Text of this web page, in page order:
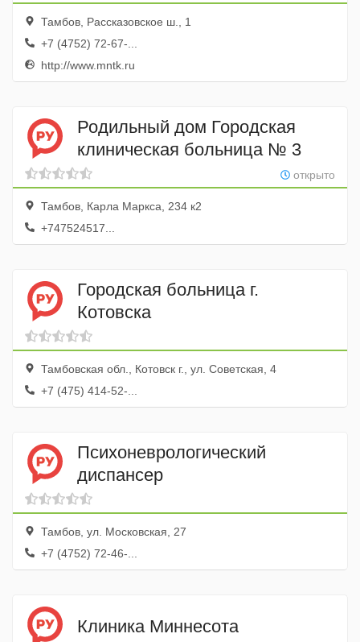
Тамбов, Рассказовское ш., 1
+7 (4752) 72-67-...
http://www.mntk.ru
Родильный дом Городская
клиническая больница № 3
открыто
Тамбов, Карла Маркса, 234 к2
+747524517...
Городская больница г.
Котовска
Тамбовская обл., Котовск г., ул. Советская, 4
+7 (475) 414-52-...
Психоневрологический
диспансер
Тамбов, ул. Московская, 27
+7 (4752) 72-46-...
Клиника Миннесота